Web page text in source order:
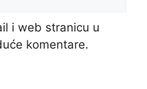
i web stranicu u
komentare.